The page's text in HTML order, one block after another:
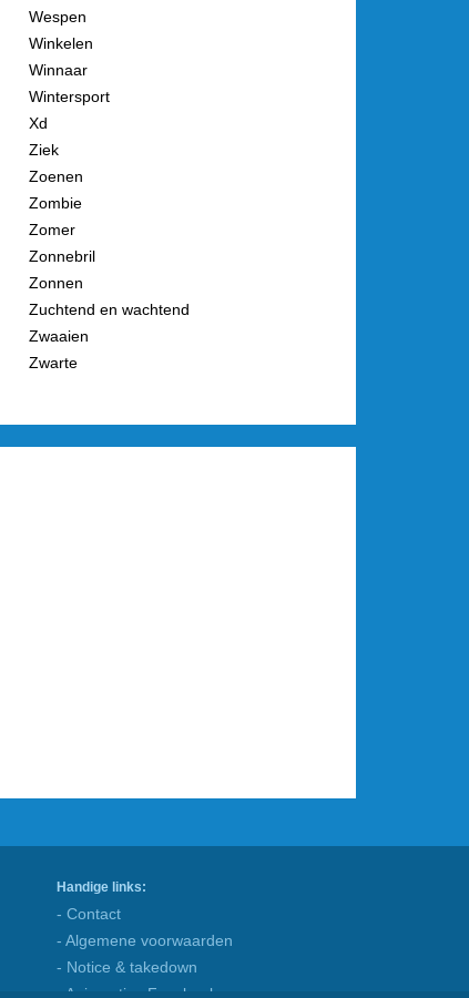
Wespen
Winkelen
Winnaar
Wintersport
Xd
Ziek
Zoenen
Zombie
Zomer
Zonnebril
Zonnen
Zuchtend en wachtend
Zwaaien
Zwarte
Handige links:
- Contact
- Algemene voorwaarden
- Notice & takedown
- Animaatjes Facebook